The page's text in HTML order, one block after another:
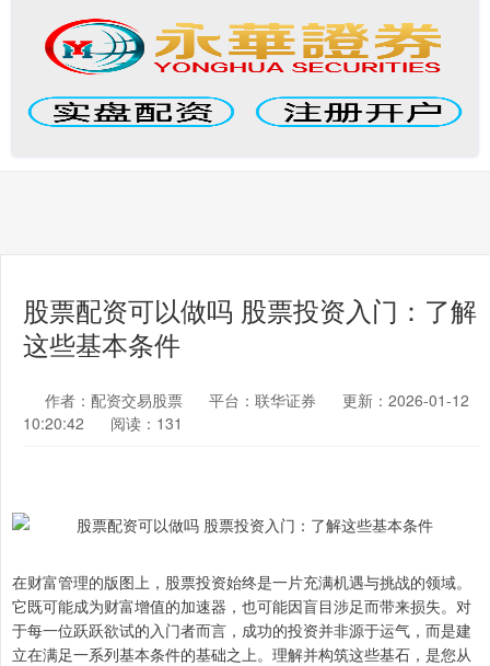
股票配资可以做吗 股票投资入门：了解
这些基本条件
作者：配资交易股票 平台：联华证券
更新：2026-01-12
10:20:42
阅读：131
在财富管理的版图上，股票投资始终是一片充满机遇与挑战的领域。
它既可能成为财富增值的加速器，也可能因盲目涉足而带来损失。对
于每一位跃跃欲试的入门者而言，成功的投资并非源于运气，而是建
立在满足一系列基本条件的基础之上。理解并构筑这些基石，是您从